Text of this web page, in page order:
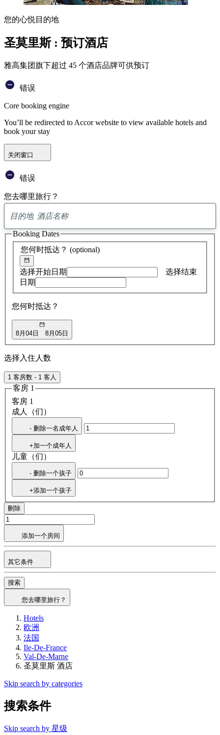
您的心悦目的地
圣莫里斯 : 预订酒店
雅高集团旗下超过 45 个酒店品牌可供预订
错误
Core booking engine
You’ll be redirected to Accor website to view available hotels and
book your stay
关闭窗口
错误
您去哪里旅行？
找
到
您何时抵达？ (optional)
选择开始日期
选择结束
日期
您何时抵达？
8月04日 8月05日
Booking Dates
选择入住人数
1 客房数 - 1 客人
客房 1
客房 1
成人（们）
- 删除一名成年人
+加一个成年人
儿童（们）
- 删除一个孩子
+添加一个孩子
刪除
添加一个房间
其它条件
搜索
您去哪里旅行？
Hotels
欧洲
法国
Ile-De-France
Val-De-Marne
圣莫里斯 酒店
Skip search by categories
搜索条件
Skip search by 星级